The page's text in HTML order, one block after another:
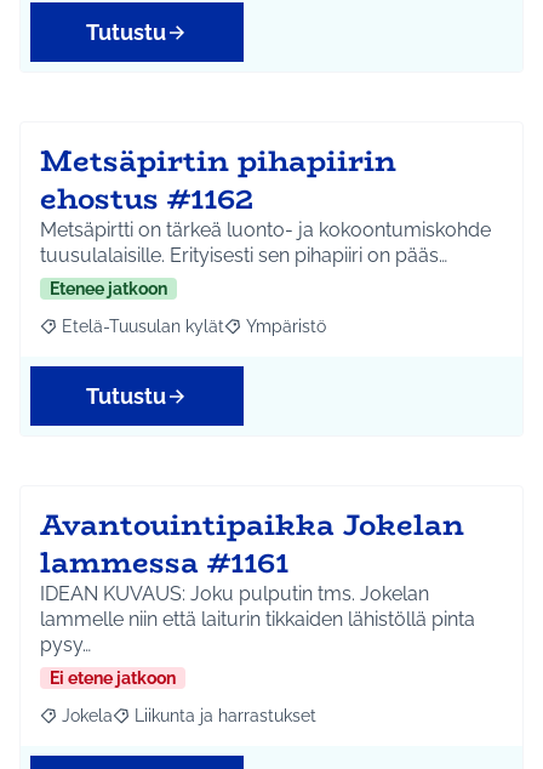
Tutustu
Metsäpirtin pihapiirin
ehostus #1162
Metsäpirtti on tärkeä luonto- ja kokoontumiskohde
tuusulalaisille. Erityisesti sen pihapiiri on pääs…
Etenee jatkoon
Rajaa tulokset aihepiirin mukaan: Etelä-Tuusulan kylät
Etelä-Tuusulan kylät Rajaa tulokset teeman mukaan:
Ympäristö
Tutustu
Avantouintipaikka Jokelan
lammessa #1161
IDEAN KUVAUS: Joku pulputin tms. Jokelan
lammelle niin että laiturin tikkaiden lähistöllä pinta
pysy…
Ei etene jatkoon
Rajaa tulokset aihepiirin mukaan: Jokela
Jokela Rajaa tulokset teeman mukaan: Liikunta ja
Liikunta ja harrastukset